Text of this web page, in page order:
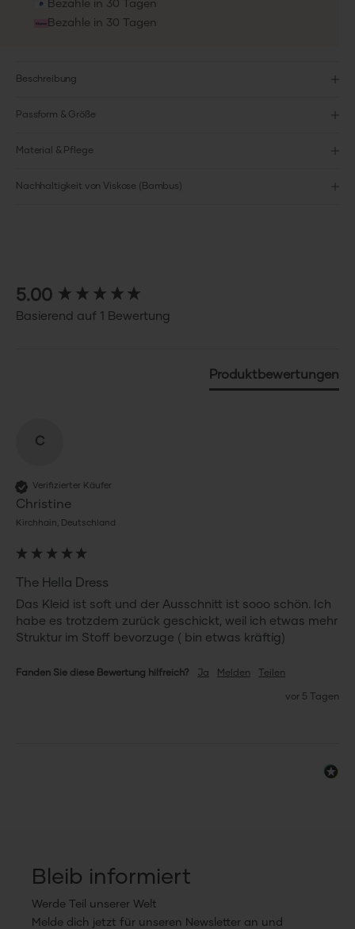
Bezahle in 30 Tagen
Bezahle in 30 Tagen
Beschreibung
Passform & Größe
Material & Pflege
Nachhaltigkeit von Viskose (Bambus)
5.00
Basierend auf 1 Bewertung
Produktbewertungen
C
Verifizierter Käufer
Christine
Kirchhain, Deutschland
The Hella Dress
Das Kleid ist soft und der Ausschnitt ist sooo schön. Ich
habe es trotzdem zurück geschickt, weil ich etwas mehr
Struktur im Stoff bevorzuge ( bin etwas kräftig)
Fanden Sie diese Bewertung hilfreich? Ja Melden Teilen
vor 5 Tagen
New content loaded
Bleib informiert
Werde Teil unserer Welt
Melde dich jetzt für unseren Newsletter an und